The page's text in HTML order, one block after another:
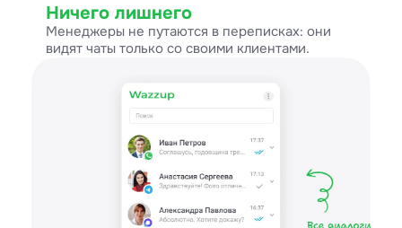
Ничего лишнего
Менеджеры не путаются в переписках: они
видят чаты только со своими клиентами.